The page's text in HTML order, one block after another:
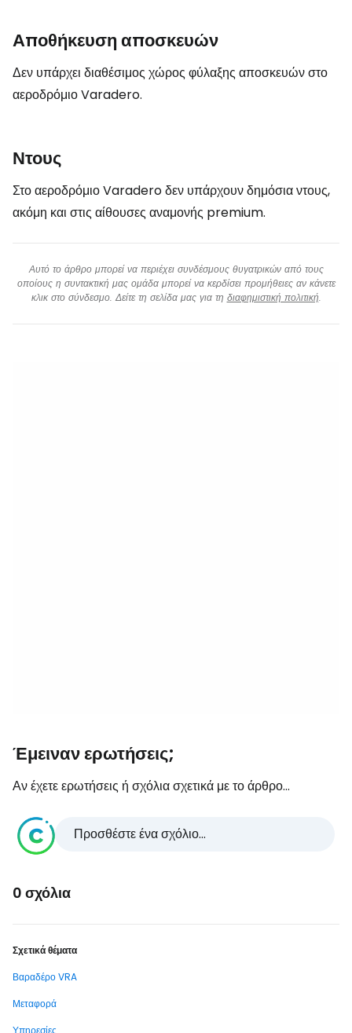
Αποθήκευση αποσκευών
Δεν υπάρχει διαθέσιμος χώρος φύλαξης αποσκευών στο
αεροδρόμιο Varadero.
Ντους
Στο αεροδρόμιο Varadero δεν υπάρχουν δημόσια ντους,
ακόμη και στις αίθουσες αναμονής premium.
Αυτό το άρθρο μπορεί να περιέχει συνδέσμους θυγατρικών από τους
οποίους η συντακτική μας ομάδα μπορεί να κερδίσει προμήθειες αν κάνετε
κλικ στο σύνδεσμο. Δείτε τη σελίδα μας για τη διαφημιστική πολιτική.
Έμειναν ερωτήσεις;
Αν έχετε ερωτήσεις ή σχόλια σχετικά με το άρθρο...
Προσθέστε ένα σχόλιο...
0 σχόλια
Σχετικά θέματα
Βαραδέρο VRA
Μεταφορά
Υπηρεσίες